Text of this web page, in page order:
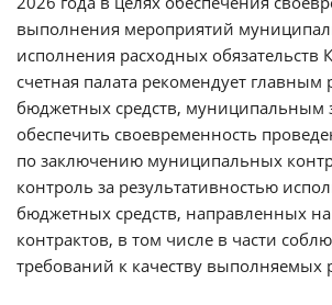
выполнения мероприятий
исполнения расходных обязательств
счетная палата рекомендует главным
бюджетных средств, муниципальным
обеспечить своевременность
по заключению муниципальных
контроль за результативностью
бюджетных средств, направленных
контрактов, в том числе в части
требований к качеству выполняемых